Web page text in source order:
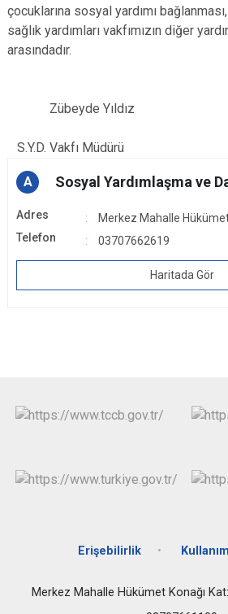
çocuklarına sosyal yardımı
sağlık yardımları vakfımızın diğer
arasındadır.
Zübeyde Yıldız
S.Y.D. Vakfı Müdürü
A Sosyal Yardımlaşma ve
Adres
Merkez Mahalle
Telefon
03707662619
Haritada Gör
Erişebilirlik
Merkez Mahalle Hükümet Konağı